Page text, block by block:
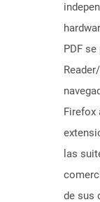
PDF
Firefox
las
de sus